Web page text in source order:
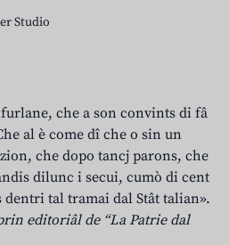
Studio
che a son convints di fâ
al è come dî che o sin un
che dopo tancj parons, che
dilunc i secui, cumò di cent
dentri tal tramai dal Stât talian».
editoriâl de “La Patrie dal